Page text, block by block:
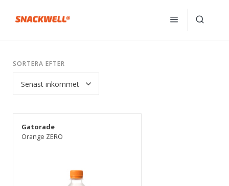
SORTERA EFTER
Gatorade
Orange ZERO